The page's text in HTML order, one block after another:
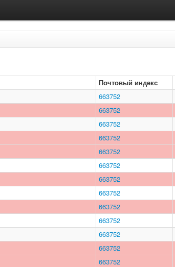
Почтовый индекс
663752
663752
663752
663752
663752
663752
663752
663752
663752
663752
663752
663752
663752